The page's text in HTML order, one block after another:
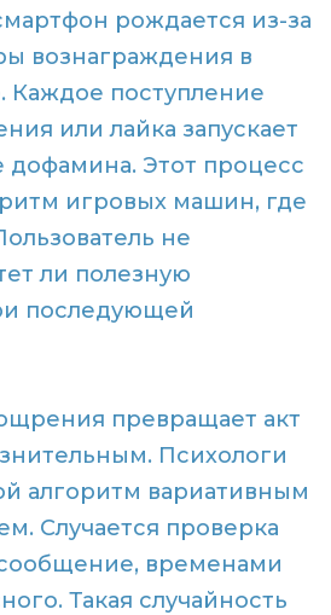
рождается из-за
вознаграждения в
Каждое поступление
или лайка запускает
Этот процесс
игровых машин, где
не
ли полезную
последующей
превращает акт
Психологи
алгоритм вариативным
Случается проверка
временами
Такая случайность